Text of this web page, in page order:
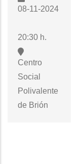
08-11-2024
20:30 h.
Centro
Social
Polivalente
de Brión